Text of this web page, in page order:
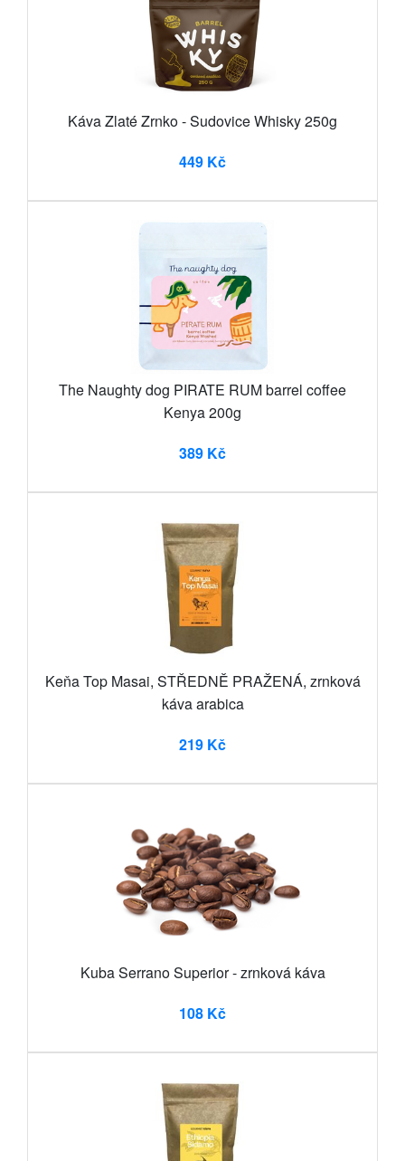
Káva Zlaté Zrnko - Sudovice Whisky 250g
449 Kč
The Naughty dog PIRATE RUM barrel coffee
Kenya 200g
389 Kč
Keňa Top Masai, STŘEDNĚ PRAŽENÁ, zrnková
káva arabica
219 Kč
Kuba Serrano Superior - zrnková káva
108 Kč